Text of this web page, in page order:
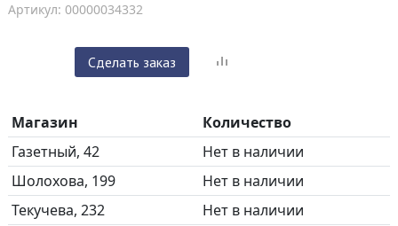
Артикул: 00000034332
Сделать заказ
Магазин
Количество
Газетный, 42
Нет в наличии
Шолохова, 199
Нет в наличии
Текучева, 232
Нет в наличии